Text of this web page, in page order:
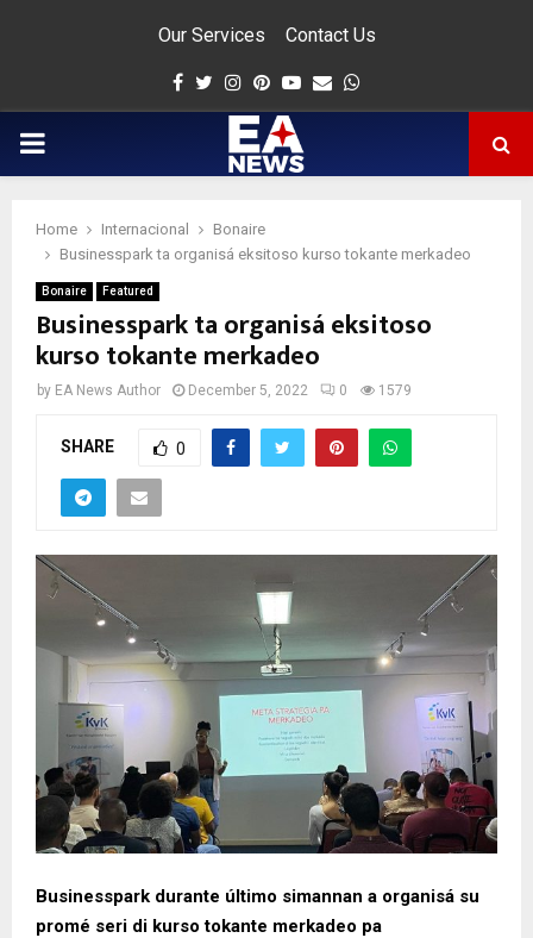
Our Services Contact Us
Facebook
Twitter
Instagram
Pinterest
Youtube
Email
PRIMARY
Home Internacional
Bonaire
Businesspark ta organisá eksitoso kurso tokante merkadeo
Bonaire Featured
Businesspark ta organisá eksitoso
kurso tokante merkadeo
by EA News Author December 5, 2022 0 1579
SHARE 0
Businesspark durante último simannan a organisá su
promé seri di kurso tokante merkadeo pa